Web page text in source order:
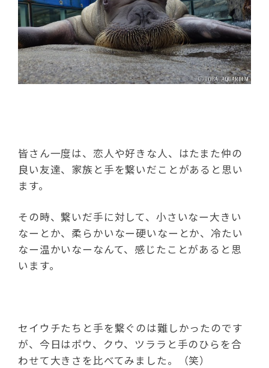
皆さん一度は、恋人や好きな人、はたまた仲の
良い友達、家族と手を繋いだことがあると思い
ます。
その時、繋いだ手に対して、小さいなー大きい
なーとか、柔らかいなー硬いなーとか、冷たい
なー温かいなーなんて、感じたことがあると思
います。
セイウチたちと手を繋ぐのは難しかったのです
が、今日はポウ、クウ、ツララと手のひらを合
わせて大きさを比べてみました。（笑）